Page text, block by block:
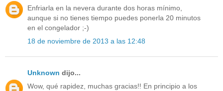
Enfriarla en la nevera durante dos horas mínimo,
aunque si no tienes tiempo puedes ponerla 20 minutos
en el congelador ;-)
18 de noviembre de 2013 a las 12:48
Unknown dijo...
Wow, qué rapidez, muchas gracias!! En principio a los